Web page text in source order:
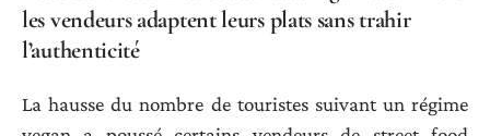
les vendeurs adaptent leurs plats sans trahir
l’authenticité
La hausse du nombre de touristes suivant un régime